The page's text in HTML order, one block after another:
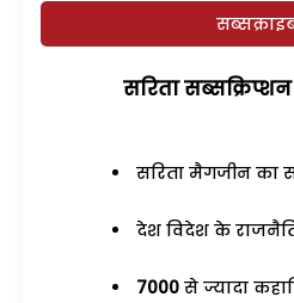
सरिता
सरिता मैगजीन का
देश विदेश के
7000 से ज्यादा